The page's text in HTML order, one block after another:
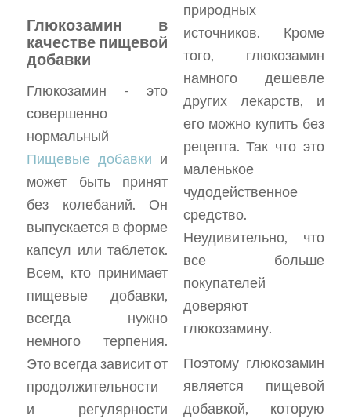
Глюкозамин в
качестве пищевой
добавки
Глюкозамин - это
совершенно
нормальный
Пищевые добавки и
может быть принят
без колебаний. Он
выпускается в форме
капсул или таблеток.
Всем, кто принимает
пищевые добавки,
всегда нужно
немного терпения.
Это всегда зависит от
продолжительности
и регулярности
природных
источников. Кроме
того, глюкозамин
намного дешевле
других лекарств, и
его можно купить без
рецепта. Так что это
маленькое
чудодейственное
средство.
Неудивительно, что
все больше
покупателей
доверяют
глюкозамину.
Поэтому глюкозамин
является пищевой
добавкой, которую